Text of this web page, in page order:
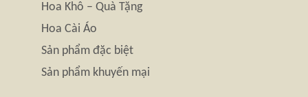
Hoa Khô – Quà Tặng
Hoa Cài Áo
Sản phẩm đặc biệt
Sản phẩm khuyến mại